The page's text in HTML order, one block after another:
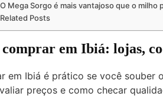
O Mega Sorgo é mais vantajoso que o
Related Posts
comprar em Ibiá: lojas,
em Ibiá é prático se você souber
preços e como checar